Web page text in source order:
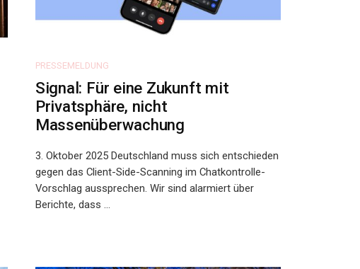
PRESSEMELDUNG
Signal: Für eine Zukunft mit
Privatsphäre, nicht
Massenüberwachung
3. Oktober 2025 Deutschland muss sich entschieden
gegen das Client-Side-Scanning im Chatkontrolle-
Vorschlag aussprechen. Wir sind alarmiert über
Berichte, dass ...